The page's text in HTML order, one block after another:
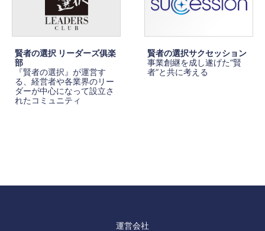
賢者の選択 リーダーズ俱楽
部
『賢者の選択』が運営す
る、経営者や各業界のリー
ダーが中心になって設立さ
れたコミュニティ
賢者の選択サクセッション
事業創継を成し遂げた”賢
者”と共に考える
運営会社